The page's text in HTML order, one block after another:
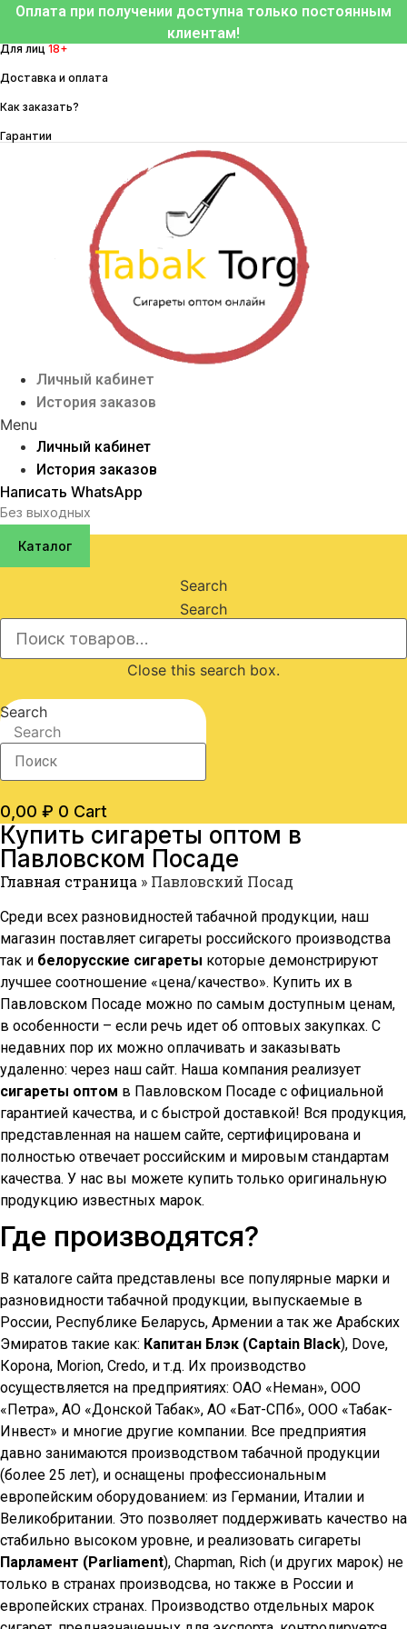
Перейти
содержимому
Оплата при получении доступна только постоянным
клиентам!
Для лиц 18+
Доставка и оплата
Как заказать?
Гарантии
Личный кабинет
История заказов
Menu
Личный кабинет
История заказов
Написать WhatsApp
Без выходных
Каталог
Search
Search
Close this search box.
Search
Search
0,00 ₽ 0 Cart
Купить сигареты оптом в
Павловском Посаде
Главная страница » Павловский Посад
Среди всех разновидностей табачной продукции, наш
магазин поставляет сигареты российского производства
так и белорусские сигареты которые демонстрируют
лучшее соотношение «цена/качество». Купить их в
Павловском Посаде можно по самым доступным ценам,
в особенности – если речь идет об оптовых закупках. С
недавних пор их можно оплачивать и заказывать
удаленно: через наш сайт. Наша компания реализует
сигареты оптом в Павловском Посаде с официальной
гарантией качества, и с быстрой доставкой! Вся продукция,
представленная на нашем сайте, сертифицирована и
полностью отвечает российским и мировым стандартам
качества. У нас вы можете купить только оригинальную
продукцию известных марок.
Где производятся?
В каталоге сайта представлены все популярные марки и
разновидности табачной продукции, выпускаемые в
России, Республике Беларусь, Армении а так же Арабских
Эмиратов такие как: Капитан Блэк (Captain Black), Dove,
Корона, Morion, Credo, и т.д. Их производство
осуществляется на предприятиях: ОАО «Неман», ООО
«Петра», АО «Донской Табак», АО «Бат-СПб», ООО «Табак-
Инвест» и многие другие компании. Все предприятия
давно занимаются производством табачной продукции
(более 25 лет), и оснащены профессиональным
европейским оборудованием: из Германии, Италии и
Великобритании. Это позволяет поддерживать качество на
стабильно высоком уровне, и реализовать сигареты
Парламент (Parliament), Chapman, Rich (и других марок) не
только в странах производсва, но также в России и
европейских странах. Производство отдельных марок